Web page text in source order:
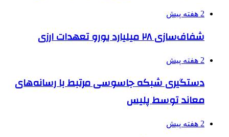
2 هفته پیش
شفاف‌سازی ۲۸ میلیارد یورو تعهدات ارزی
2 هفته پیش
دستگیری شبکه جاسوسی مرتبط با رسانه‌های
معاند توسط پلیس
2 هفته پیش